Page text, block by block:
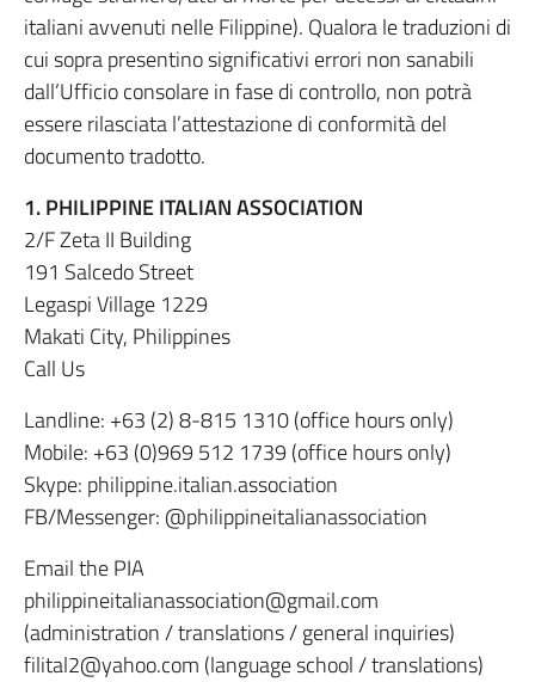
italiani avvenuti nelle Filippine). Qualora le traduzioni di
cui sopra presentino significativi errori non sanabili
dall’Ufficio consolare in fase di controllo, non potrà
essere rilasciata l’attestazione di conformità del
documento tradotto.
1. PHILIPPINE ITALIAN ASSOCIATION
2/F Zeta II Building
191 Salcedo Street
Legaspi Village 1229
Makati City, Philippines
Call Us
Landline: +63 (2) 8-815 1310 (office hours only)
Mobile: +63 (0)969 512 1739 (office hours only)
Skype: philippine.italian.association
FB/Messenger: @philippineitalianassociation
Email the PIA
philippineitalianassociation@gmail.com
(administration / translations / general inquiries)
filital2@yahoo.com (language school / translations)